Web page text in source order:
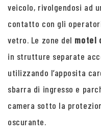
veicolo, rivolgendosi ad
contatto con gli
vetro. Le zone del motel
in strutture separate
utilizzando l’apposita
sbarra di ingresso e
camera sotto la
oscurante.